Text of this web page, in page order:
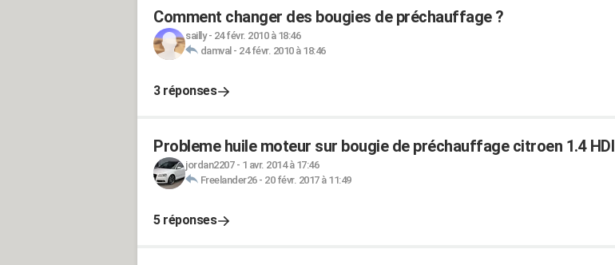
Comment changer des bougies de préchauffage ?
sailly- 24 févr. 2010 à 18:46
damval - 24 févr. 2010 à 18:46
3 réponses
Probleme huile moteur sur bougie de préchauffage citroen 1.4 HDI
jordan2207- 1 avr. 2014 à 17:46
Freelander26- 20 févr. 2017 à 11:49
5 réponses